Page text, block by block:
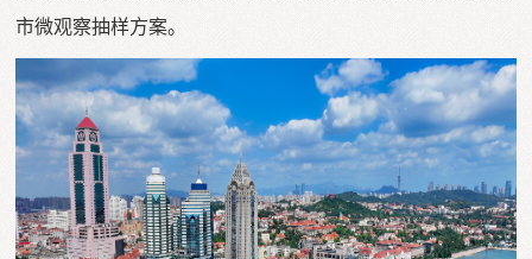
市微观察抽样方案。